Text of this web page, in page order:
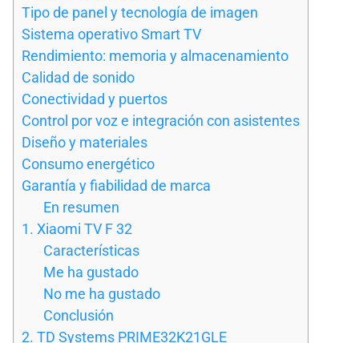
Tipo de panel y tecnología de imagen
Sistema operativo Smart TV
Rendimiento: memoria y almacenamiento
Calidad de sonido
Conectividad y puertos
Control por voz e integración con asistentes
Diseño y materiales
Consumo energético
Garantía y fiabilidad de marca
En resumen
1. Xiaomi TV F 32
Características
Me ha gustado
No me ha gustado
Conclusión
2. TD Systems PRIME32K21GLE